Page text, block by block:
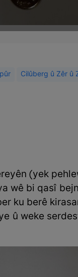
Cilûberg û Zêr û
(yek
wê bi qasî
ku berê
û weke